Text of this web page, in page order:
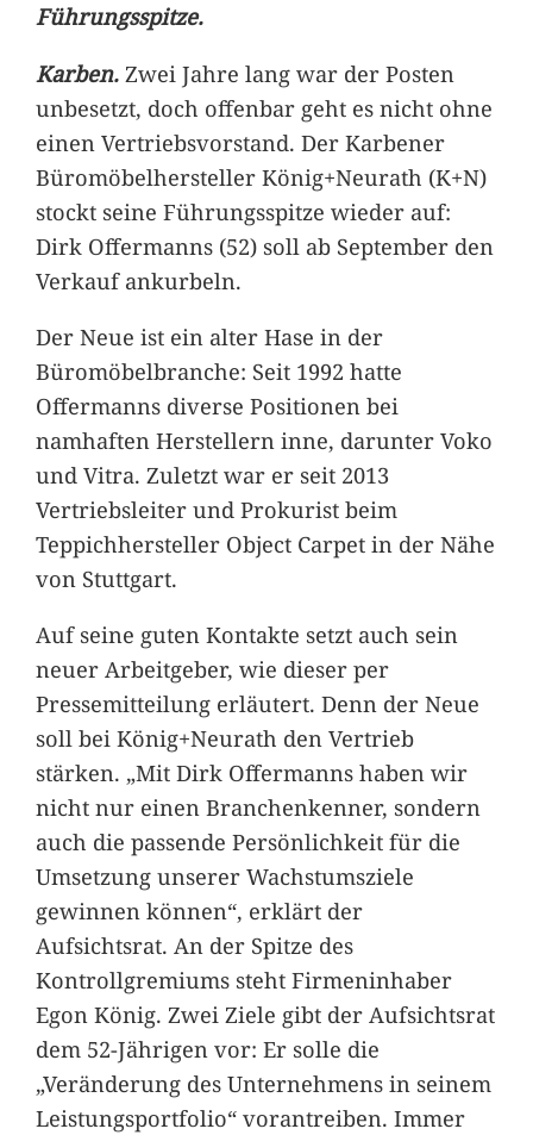
Führungsspitze.
Karben.Zwei Jahre lang war der Posten
unbesetzt, doch offenbar geht es nicht ohne
einen Vertriebsvorstand. Der Karbener
Büromöbelhersteller König+Neurath (K+N)
stockt seine Führungsspitze wieder auf:
Dirk Offermanns (52) soll ab September den
Verkauf ankurbeln.
Der Neue ist ein alter Hase in der
Büromöbelbranche: Seit 1992 hatte
Offermanns diverse Positionen bei
namhaften Herstellern inne, darunter Voko
und Vitra. Zuletzt war er seit 2013
Vertriebsleiter und Prokurist beim
Teppichhersteller Object Carpet in der Nähe
von Stuttgart.
Auf seine guten Kontakte setzt auch sein
neuer Arbeitgeber, wie dieser per
Pressemitteilung erläutert. Denn der Neue
soll bei König+Neurath den Vertrieb
stärken. „Mit Dirk Offermanns haben wir
nicht nur einen Branchenkenner, sondern
auch die passende Persönlichkeit für die
Umsetzung unserer Wachstumsziele
gewinnen können“, erklärt der
Aufsichtsrat. An der Spitze des
Kontrollgremiums steht Firmeninhaber
Egon König. Zwei Ziele gibt der Aufsichtsrat
dem 52-Jährigen vor: Er solle die
„Veränderung des Unternehmens in seinem
Leistungsportfolio“ vorantreiben. Immer